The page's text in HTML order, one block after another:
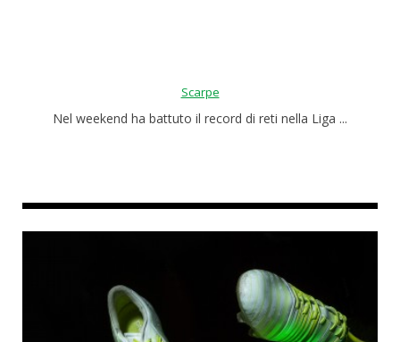
Scarpe
Nel weekend ha battuto il record di reti nella Liga ...